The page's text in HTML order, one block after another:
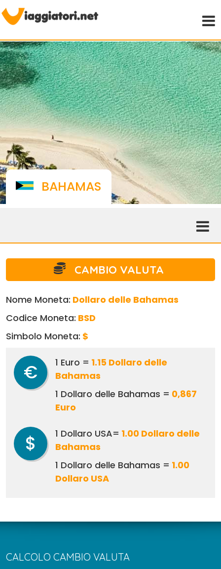
BAHAMAS
CAMBIO VALUTA
Nome Moneta: Dollaro delle Bahamas
Codice Moneta: BSD
Simbolo Moneta: $
€ 1 Euro = 1.15 Dollaro delle
Bahamas
1 Dollaro delle Bahamas = 0,867
Euro
$ 1 Dollaro USA= 1.00 Dollaro delle
Bahamas
1 Dollaro delle Bahamas = 1.00
Dollaro USA
CALCOLO CAMBIO VALUTA